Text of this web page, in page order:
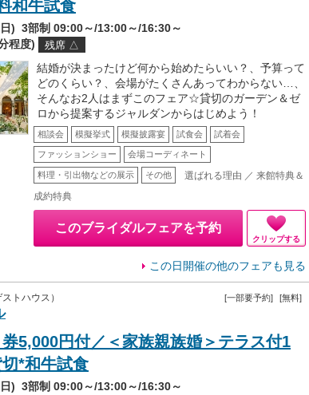
和牛試食
) 3部制 09:00～/13:00～/16:30～
程度) 残席 △
結婚が決まったけど何から始めたらいい？、予算って
どのくらい？、会場がたくさんあってわからない…、
そんなお2人はまずこのフェア☆貸切のガーデン＆ゼ
ロから提案するジャルダンからはじめよう！
相談会 模擬挙式 模擬披露宴 試食会 試着会
ファッションショー 会場コーディネート
料理・引出物などの展示 その他
選ばれる理由 ／ 来館特典＆
成約特典
クリップする
このブライダルフェアを予約
この日開催の他のフェアも見る
トハウス） [一部要予約] [無料]
5,000円付／＜家族親族婚＞テラス付1
*和牛試食
) 3部制 09:00～/13:00～/16:30～